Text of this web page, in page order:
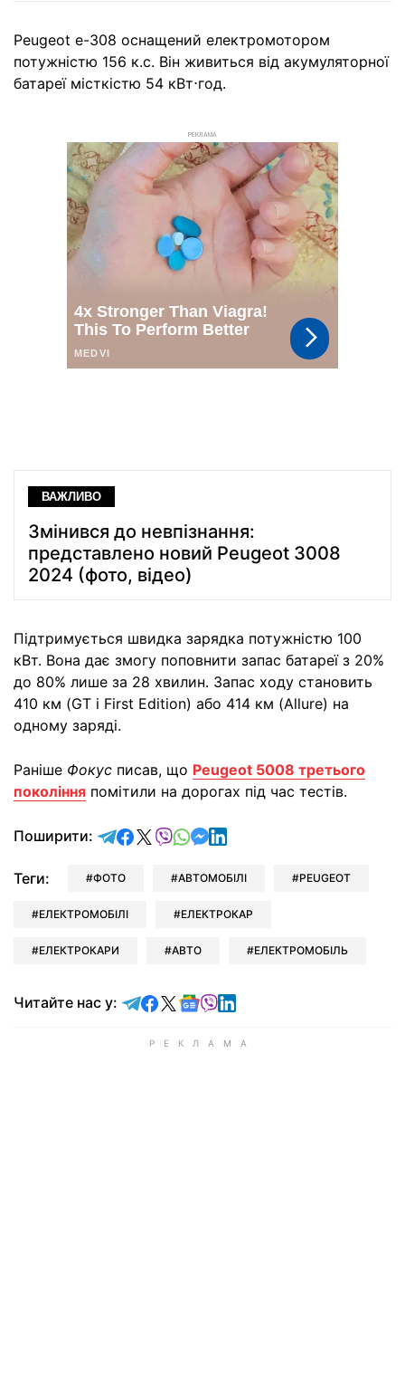
Peugeot e-308 оснащений електромотором
потужністю 156 к.с. Він живиться від акумуляторної
батареї місткістю 54 кВт⋅год.
РЕКЛАМА
ВАЖЛИВО
Змінився до невпізнання:
представлено новий Peugeot 3008
2024 (фото, відео)
Підтримується швидка зарядка потужністю 100
кВт. Вона дає змогу поповнити запас батареї з 20%
до 80% лише за 28 хвилин. Запас ходу становить
410 км (GT і First Edition) або 414 км (Allure) на
одному заряді.
Раніше Фокус писав, що Peugeot 5008 третього
покоління помітили на дорогах під час тестів.
Поширити: відправити у Telegram
поділитись у Facebook
поділитись у X
відправити у Viber
відправити у Whatsapp
відправити у Messenger
відправити у LinkedIn
Теги: ФОТО АВТОМОБІЛІ PEUGEOT
ЕЛЕКТРОМОБІЛІ ЕЛЕКТРОКАР
ЕЛЕКТРОКАРИ АВТО ЕЛЕКТРОМОБІЛЬ
Читайте нас у: Читайте у Telegram
Читайте у Facebook
Читайте у X
Читайте у Google news
Читайте у Viber
Читайте у LinkedIn